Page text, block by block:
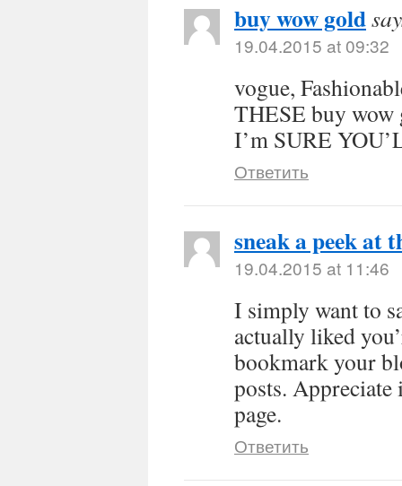
buy wow gold
19.04.2015 at 09:32
vogue,
THESE buy
I’m SURE
Ответить
sneak a peek at
19.04.2015 at 11:46
I simply want to
actually liked
bookmark your
posts.
page.
Ответить